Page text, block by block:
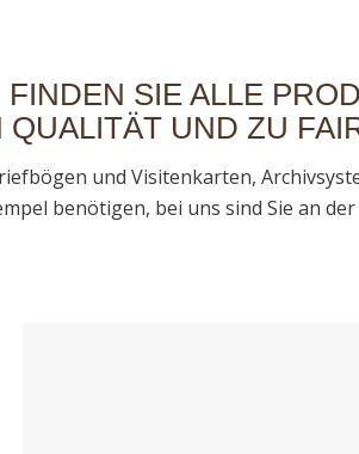
SIE ALLE
UND ZU
und Visitenkarten,
benötigen, bei uns sind Sie an